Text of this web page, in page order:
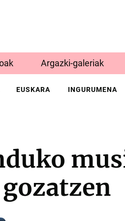
Argazki-galeriak
EUSKARA INGURUMENA